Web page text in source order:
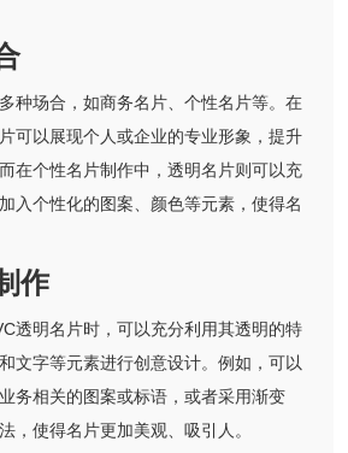
种场合，如商务名片、个性名片等。在
可以展现个人或企业的专业形象，提升
在个性名片制作中，透明名片则可以充
入个性化的图案、颜色等元素，使得名
作
透明名片时，可以充分利用其透明的特
文字等元素进行创意设计。例如，可以
务相关的图案或标语，或者采用渐变
，使得名片更加美观、吸引人。